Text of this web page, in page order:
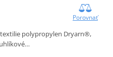
Porovnať
polypropylen Dryarn®,